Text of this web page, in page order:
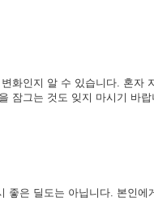
인지 알 수 있습니다. 혼자
그는 것도 잊지 마시기 바
은 딜도는 아닙니다. 본인